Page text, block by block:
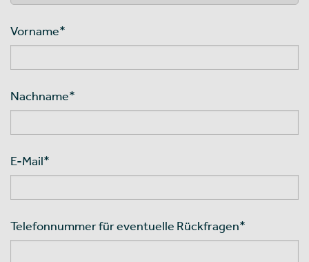
Vorname*
Nachname*
E-Mail*
Telefonnummer für eventuelle Rückfragen*